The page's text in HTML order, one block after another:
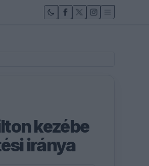
kezébe
iránya